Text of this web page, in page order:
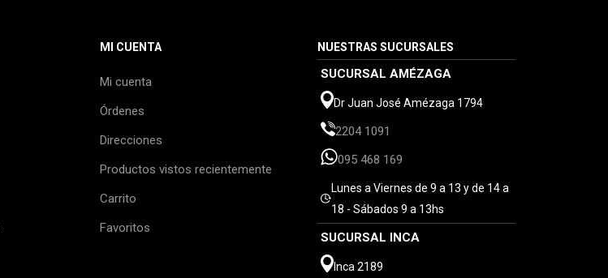
MI CUENTA
Mi cuenta
Órdenes
Direcciones
Productos vistos recientemente
Carrito
Favoritos
NUESTRAS SUCURSALES
SUCURSAL AMÉZAGA
Dr Juan José Amézaga 1794
2204 1091
095 468 169
Lunes a Viernes de 9 a 13 y de 14 a
18 - Sábados 9 a 13hs
SUCURSAL INCA
Inca 2189